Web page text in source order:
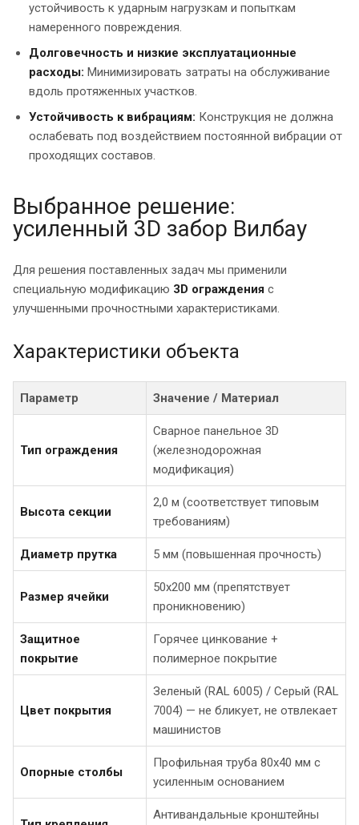
устойчивость к ударным нагрузкам и попыткам
намеренного повреждения.
Долговечность и низкие эксплуатационные
расходы: Минимизировать затраты на обслуживание
вдоль протяженных участков.
Устойчивость к вибрациям: Конструкция не должна
ослабевать под воздействием постоянной вибрации от
проходящих составов.
Выбранное решение:
усиленный 3D забор Вилбау
Для решения поставленных задач мы применили
специальную модификацию 3D ограждения с
улучшенными прочностными характеристиками.
Характеристики объекта
Параметр Значение / Материал
Тип ограждения
Сварное панельное 3D
(железнодорожная
модификация)
Высота секции
2,0 м (соответствует типовым
требованиям)
Диаметр прутка 5 мм (повышенная прочность)
Размер ячейки
50х200 мм (препятствует
проникновению)
Защитное
покрытие
Горячее цинкование +
полимерное покрытие
Цвет покрытия
Зеленый (RAL 6005) / Серый (RAL
7004) — не бликует, не отвлекает
машинистов
Опорные столбы
Профильная труба 80х40 мм с
усиленным основанием
Антивандальные кронштейны